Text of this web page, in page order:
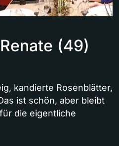
(49)
kandierte Rosenblätter,
ist schön, aber bleibt
die eigentliche